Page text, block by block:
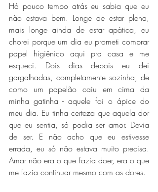
Há pouco tempo atrás eu sabia que eu
não estava bem. Longe de estar plena,
mais longe ainda de estar apática, eu
chorei porque um dia eu prometi comprar
papel higiênico aqui pra casa e me
esqueci. Dois dias depois eu dei
gargalhadas, completamente sozinha, de
como um papelão caiu em cima da
minha gatinha - aquele foi o ápice do
meu dia. Eu tinha certeza que aquela dor
que eu sentia, só podia ser amor. Devia
de ser. E não acho que eu estivesse
errada, eu só não estava muito precisa.
Amar não era o que fazia doer, era o que
me fazia continuar mesmo com as dores.